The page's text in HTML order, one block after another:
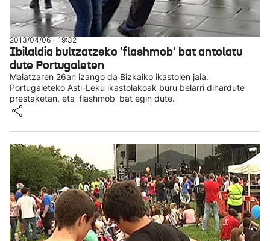
2013/04/06 - 19:32
Ibilaldia bultzatzeko 'flashmob' bat antolatu
dute Portugaleten
Maiatzaren 26an izango da Bizkaiko ikastolen jaia.
Portugaleteko Asti-Leku ikastolakoak buru belarri dihardute
prestaketan, eta 'flashmob' bat egin dute.